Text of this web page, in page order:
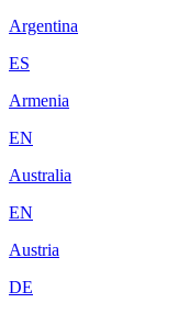
Argentina
ES
Armenia
EN
Australia
EN
Austria
DE